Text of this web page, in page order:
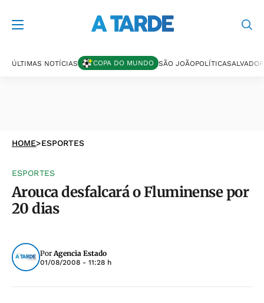
ÚLTIMAS NOTÍCIAS COPA DO MUNDO SÃO JOÃOPOLÍTICASALVADOR
HOME>ESPORTES
ESPORTES
Arouca desfalcará o Fluminense por
20 dias
PorAgencia Estado
01/08/2008 - 11:28 h